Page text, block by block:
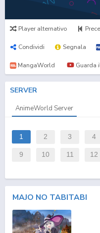
Player alternativo
Condividi Segnala
MangaWorld Guarda
SERVER
AnimeWorld Server
1 2 3 4
9 10 11 12
MAJO NO TABITABI